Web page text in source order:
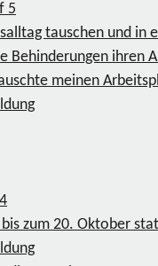
5
tauschen und
Behinderungen ihren
meinen
4
zum 20. Oktober